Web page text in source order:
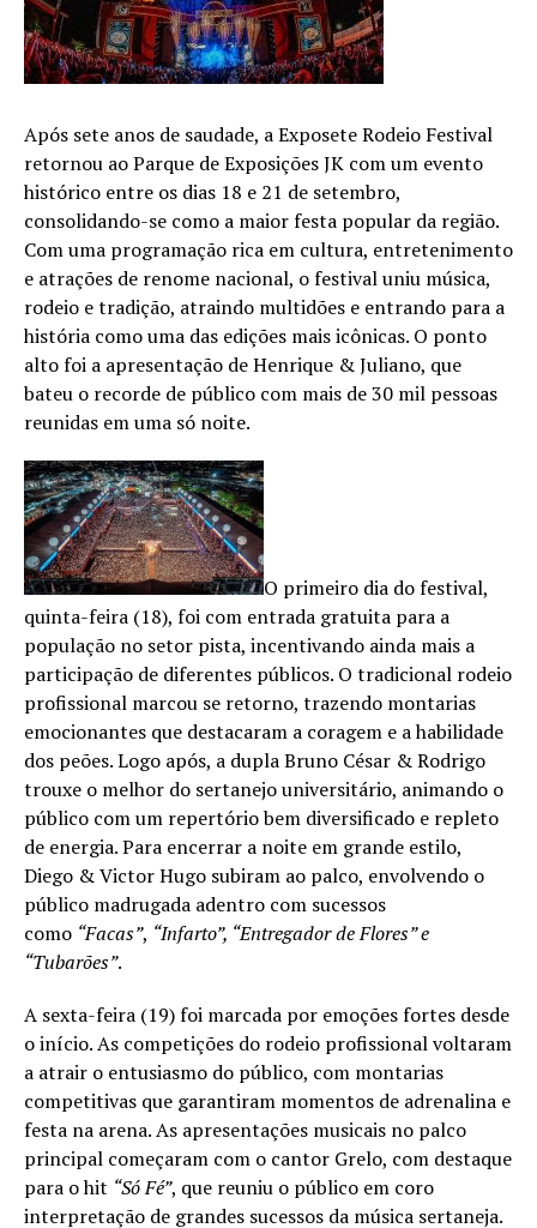
Após sete anos de saudade, a Exposete Rodeio Festival
retornou ao Parque de Exposições JK com um evento
histórico entre os dias 18 e 21 de setembro,
consolidando-se como a maior festa popular da região.
Com uma programação rica em cultura, entretenimento
e atrações de renome nacional, o festival uniu música,
rodeio e tradição, atraindo multidões e entrando para a
história como uma das edições mais icônicas. O ponto
alto foi a apresentação de Henrique & Juliano, que
bateu o recorde de público com mais de 30 mil pessoas
reunidas em uma só noite.
O primeiro dia do festival,
quinta-feira (18), foi com entrada gratuita para a
população no setor pista, incentivando ainda mais a
participação de diferentes públicos. O tradicional rodeio
profissional marcou se retorno, trazendo montarias
emocionantes que destacaram a coragem e a habilidade
dos peões. Logo após, a dupla Bruno César & Rodrigo
trouxe o melhor do sertanejo universitário, animando o
público com um repertório bem diversificado e repleto
de energia. Para encerrar a noite em grande estilo,
Diego & Victor Hugo subiram ao palco, envolvendo o
público madrugada adentro com sucessos
como “Facas”, “Infarto”, “Entregador de Flores” e
“Tubarões”.
A sexta-feira (19) foi marcada por emoções fortes desde
o início. As competições do rodeio profissional voltaram
a atrair o entusiasmo do público, com montarias
competitivas que garantiram momentos de adrenalina e
festa na arena. As apresentações musicais no palco
principal começaram com o cantor Grelo, com destaque
para o hit “Só Fé”, que reuniu o público em coro
interpretação de grandes sucessos da música sertaneja.